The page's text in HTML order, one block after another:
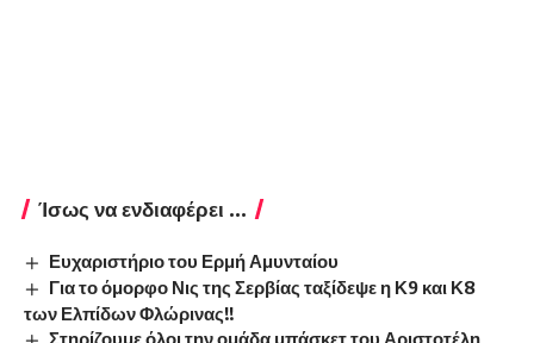
Ίσως να ενδιαφέρει ...
Ευχαριστήριο του Ερμή Αμυνταίου
Για το όμορφο Νις της Σερβίας ταξίδεψε η Κ9 και Κ8
των Ελπίδων Φλώρινας!!
Στηρίζουμε όλοι την ομάδα μπάσκετ του Αριστοτέλη